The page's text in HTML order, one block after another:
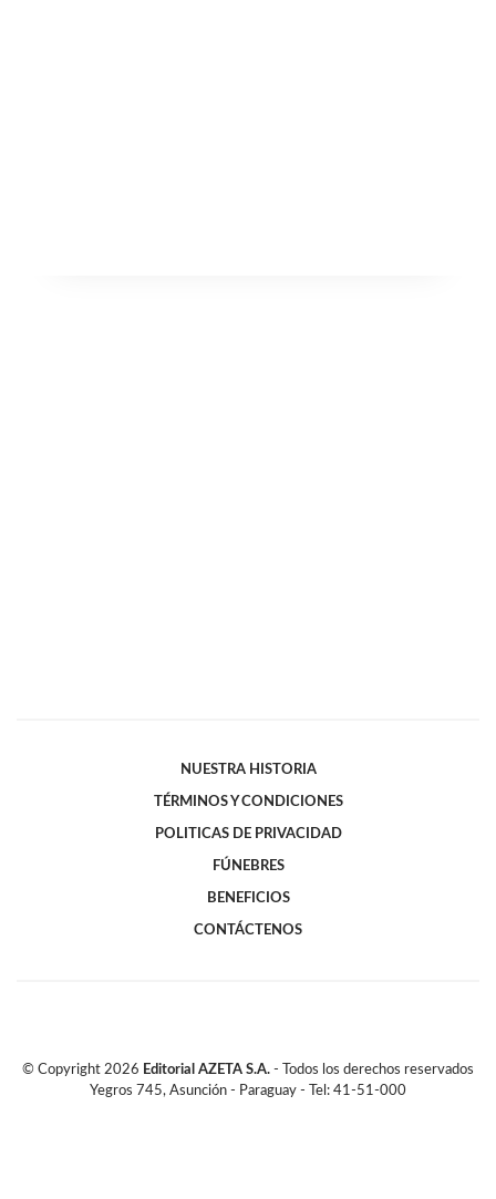
NUESTRA HISTORIA
TÉRMINOS Y CONDICIONES
POLITICAS DE PRIVACIDAD
FÚNEBRES
BENEFICIOS
CONTÁCTENOS
© Copyright 2026 Editorial AZETA S.A. - Todos los derechos reservados
Yegros 745, Asunción - Paraguay - Tel: 41-51-000